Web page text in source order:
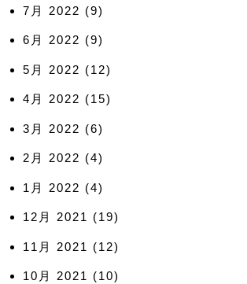
7月 2022 (9)
6月 2022 (9)
5月 2022 (12)
4月 2022 (15)
3月 2022 (6)
2月 2022 (4)
1月 2022 (4)
12月 2021 (19)
11月 2021 (12)
10月 2021 (10)